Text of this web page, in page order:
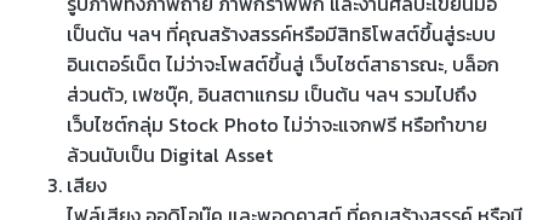
เป็นต้น ฯลฯ ที่คุณสร้างสรรค์หรือมีสิทธิโพสต์ขึ้นสู่ระบบ
อินเตอร์เน็ต ไม่ว่าจะโพสต์ขึ้นสู่ เว็บไซต์สาธารณะ, บล็อก
ส่วนตัว, เฟซบุ๊ค, อินสตาแกรม เป็นต้น ฯลฯ รวมไปถึง
เว็บไซต์กลุ่ม Stock Photo ไม่ว่าจะแจกฟรี หรือทำขาย
ล้วนนับเป็น Digital Asset
เสียง